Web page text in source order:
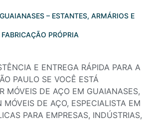
– ESTANTES, ARMÁRIOS E
PRÓPRIA
E ENTREGA RÁPIDA PARA A
PAULO SE VOCÊ ESTÁ
MÓVEIS DE AÇO EM GUAIANASES,
DE AÇO, ESPECIALISTA EM
PARA EMPRESAS, INDÚSTRIAS,